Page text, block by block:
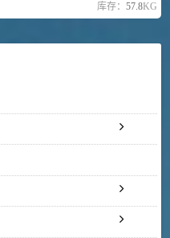
库存：57.8KG